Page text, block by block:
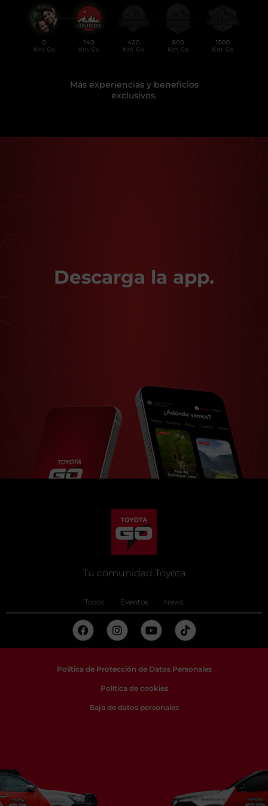
Más experiencias y beneficios
exclusivos.
Descarga la app.
Tu comunidad Toyota
Todos Eventos News
Política de Protección de Datos Personales
Política de cookies
Baja de datos personales